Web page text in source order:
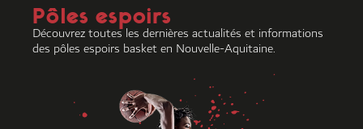
Pôles espoirs
Découvrez toutes les dernières actualités et informations
des pôles espoirs basket en Nouvelle-Aquitaine.